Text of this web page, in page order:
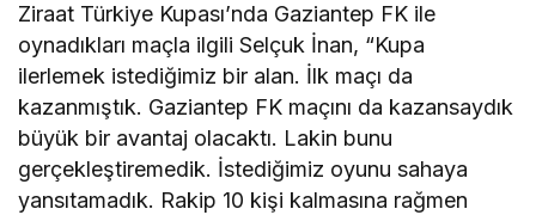
Ziraat Türkiye Kupası’nda Gaziantep FK ile
oynadıkları maçla ilgili Selçuk İnan, “Kupa
ilerlemek istediğimiz bir alan. İlk maçı da
kazanmıştık. Gaziantep FK maçını da kazansaydık
büyük bir avantaj olacaktı. Lakin bunu
gerçekleştiremedik. İstediğimiz oyunu sahaya
yansıtamadık. Rakip 10 kişi kalmasına rağmen